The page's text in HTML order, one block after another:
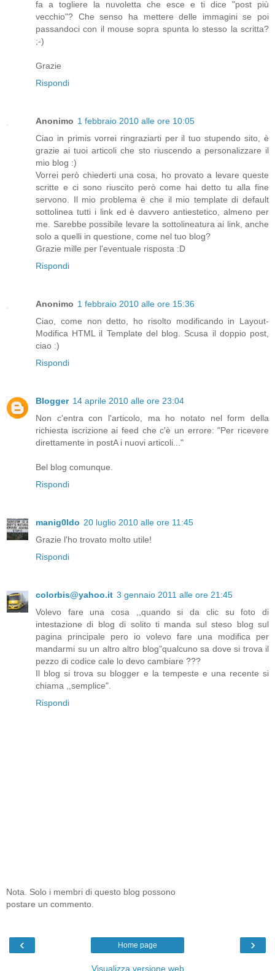
fa a togliere la nuvoletta che esce e ti dice "post più
vecchio"? Che senso ha mettere delle immagini se poi
passandoci con il mouse sopra spunta lo stesso la scritta?
;-)
Grazie
Rispondi
Anonimo 1 febbraio 2010 alle ore 10:05
Ciao in primis vorrei ringraziarti per il tuo stupendo sito, è
grazie ai tuoi articoli che sto riuscendo a personalizzare il
mio blog :)
Vorrei però chiederti una cosa, ho provato a levare queste
scritte e ci sono riuscito però come hai detto tu alla fine
servono. Il mio problema è che il mio template di default
sottolinea tutti i link ed è davvero antiestetico, almeno per
me. Sarebbe possibile levare la sottolineatura ai link, anche
solo a quelli in questione, come nel tuo blog?
Grazie mille per l'eventuale risposta :D
Rispondi
Anonimo 1 febbraio 2010 alle ore 15:36
Ciao, come non detto, ho risolto modificando in Layout-
Modifica HTML il Template del blog. Scusa il doppio post,
ciao :)
Rispondi
Blogger 14 aprile 2010 alle ore 23:04
Non c'entra con l'articolo, ma ho notato nel form della
richiesta iscrizione ai feed che c'è un errore: "Per ricevere
direttamente in postA i nuovi articoli..."
Bel blog comunque.
Rispondi
manig0ldo 20 luglio 2010 alle ore 11:45
Grazie l'ho trovato molto utile!
Rispondi
colorbis@yahoo.it 3 gennaio 2011 alle ore 21:45
Volevo fare una cosa ,,quando si da clic su foto di
intestazione di blog di solito ti manda sul steso blog sul
pagina principale pero io volevo fare una modifica per
mandarmi su un altro altro blog"qualcuno sa dove si trova il
pezzo di codice cale lo devo cambiare ???
Il blog si trova su blogger e la tempeste e una recente si
chiama ,,semplice".
Rispondi
Nota. Solo i membri di questo blog possono
postare un commento.
‹ ›
Home page
Visualizza versione web